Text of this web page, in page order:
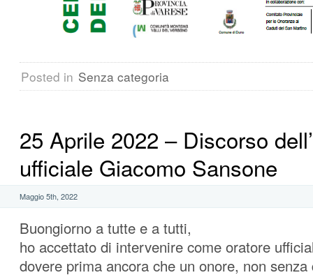
Posted in Senza categoria
25 Aprile 2022 – Discorso
ufficiale Giacomo Sansone
Maggio 5th, 2022
Buongiorno a tutte e a tutti,
ho accettato di intervenire come oratore
dovere prima ancora che un onore, non